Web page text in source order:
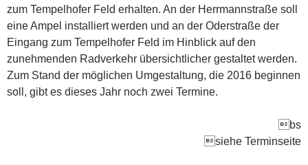
zum Tempelhofer Feld erhalten. An der Herrmannstraße soll
eine Ampel installiert werden und an der Oderstraße der
Eingang zum Tempelhofer Feld im Hinblick auf den
zunehmenden Radverkehr übersichtlicher gestaltet werden.
Zum Stand der möglichen Umgestaltung, die 2016 beginnen
soll, gibt es dieses Jahr noch zwei Termine.
bs
siehe Terminseite